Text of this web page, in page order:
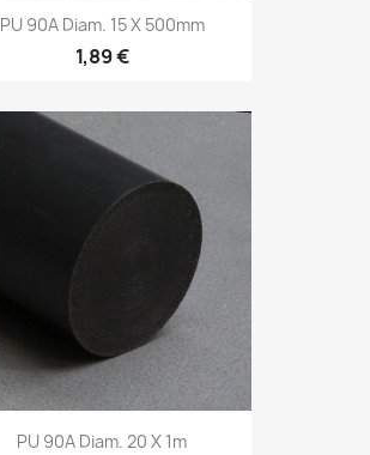
PU 90A Diam. 15 X 500mm
1,89 €
PU 90A Diam. 20 X 1m